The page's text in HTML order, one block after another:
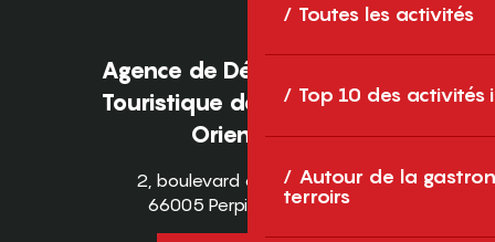
Toutes les activités
Top 10 des activités
Autour de la
terroirs
Agence de Développement
Touristique des Pyrénées-
Orientales
2, boulevard des Pyrénées
66005 Perpignan Cedex